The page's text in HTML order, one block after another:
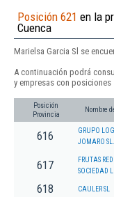
Posición 621 en la
Cuenca
Marielsa Garcia Sl se
A continuación podrá
y empresas con posiciones
Posición
Provincia
Nombre
616
GRUPO
JOMARO SL.
617
FRUTAS
SOCIEDAD
618 CAULER SL